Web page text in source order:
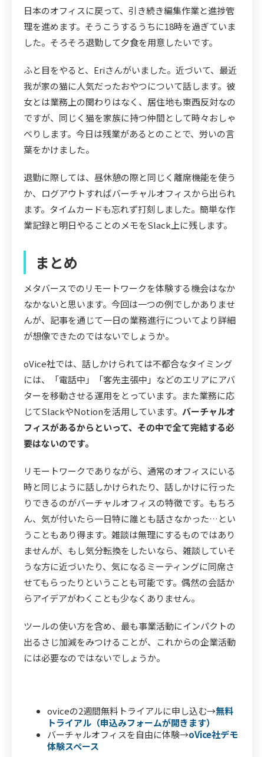
日本のオフィスに戻って、引き続き編集作業と進捗管
理を進めます。そうこうするうちに18時を過ぎていま
した。そろそろ退勤して夕食を用意したいです。
ふと目をやると、Eriさんがいました。近づいて、最近
我が家の猫に人気だったおやつについて話します。彼
女とは業務上の関わりはなく、居住地も東西反対なの
ですが、同じく猫を家族に持つ仲間として時々おしゃ
べりします。今日は残業があるとのことで、労いの言
葉をかけました。
退勤に際しては、昼休憩の際と同じく離席機能を使う
か、ログアウトすればバーチャルオフィスから出られ
ます。タイムカードも忘れず打刻しました。簡単な作
業記録と明日やることのメモをSlack上に残します。
まとめ
メタバースでのリモートワークを体験する機会はなか
なかないと思います。今回は一つの例でしかありませ
んが、記事を通じて一日の業務進行についてより詳細
が想像できたのではないでしょうか。
oVice社では、話しかけられては不都合なタイミング
には、「電話中」「客先主張中」などのエリアにアバ
ターを移動させる運用をとっています。また業務に応
じてSlackやNotionを活用しています。 バーチャルオ
フィスがあるからといって、その中で全て完結する必
要はないのです。
リモートワークでありながら、通常のオフィスにいる
時と同じように話しかけられたり、話しかけに行った
りできるのがバーチャルオフィスの特徴です。もちろ
ん、気が付いたら一日特に誰とも話さなかった…とい
うこともあり得ます。雑談は無理にするものではあり
ませんが、もし気分転換をしたいなら、雑談していそ
うな方に近づいたり、気になるミーティングに同席さ
せてもらったりということも可能です。偶然の会話か
らアイデアがわくことも少なくありません。
ツールの使い方を含め、最も事業活動にインパクトの
出るさじ加減をみつけることが、これからの企業活動
には必要なのではないでしょうか。
oviceの2週間無料トライアルに申し込む→無料
トライアル（申込みフォームが開きます）
バーチャルオフィスを自由に体験→oVice社デモ
体験スペース